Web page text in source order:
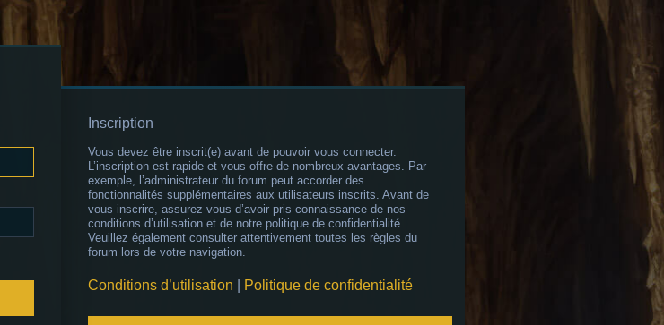
Inscription
Vous devez être inscrit(e) avant de pouvoir vous connecter.
L’inscription est rapide et vous offre de nombreux avantages. Par
exemple, l’administrateur du forum peut accorder des
fonctionnalités supplémentaires aux utilisateurs inscrits. Avant de
vous inscrire, assurez-vous d’avoir pris connaissance de nos
conditions d’utilisation et de notre politique de confidentialité.
Veuillez également consulter attentivement toutes les règles du
forum lors de votre navigation.
Conditions d’utilisation Politique de confidentialité